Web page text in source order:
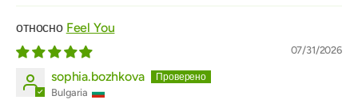
Feel You
07/31/2026
sophia.bozhkova
Bulgaria